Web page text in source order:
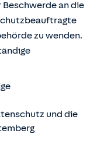
an die
zu wenden.
und die